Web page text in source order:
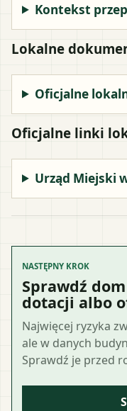
Kontekst
Lokalne
Oficjalne
Oficjalne linki
Urząd Miejski
NASTĘPNY KROK
Sprawdź
dotacji albo
Najwięcej ryzyka
ale w danych
Sprawdź je przed